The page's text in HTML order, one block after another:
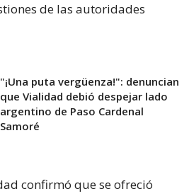
de las autoridades
"¡Una puta vergüenza!": denuncian
que Vialidad debió despejar lado
argentino de Paso Cardenal
Samoré
confirmó que se ofreció